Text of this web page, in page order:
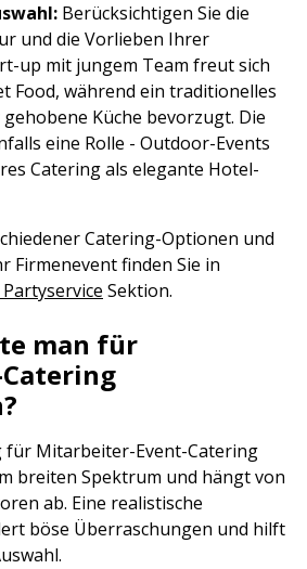
Berücksichtigen Sie die
und die Vorlieben Ihrer
up mit jungem Team freut sich
Food, während ein traditionelles
Küche bevorzugt. Die
eine Rolle - Outdoor-Events
Catering als elegante Hotel-
Catering-Optionen und
Firmenevent finden Sie in
Sektion.
man für
für Mitarbeiter-Event-Catering
breiten Spektrum und hängt von
ab. Eine realistische
böse Überraschungen und hilft